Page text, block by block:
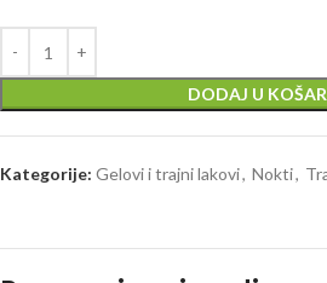
DODAJ U
Kategorije: Gelovi i trajni lakovi, Nokti,